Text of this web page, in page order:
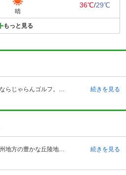
晴
36℃/29℃
もっと見る
ストークヒルゴルフクラブの予約ならじゃらんゴルフ。カートの有無や利用税、キャンセル料、ナイター設備、駐車場などのコース情報はもちろん、口コミ、フォトギャラリーなどコースの難易度や攻略に役立つ情報充実、予約する度にポイントが貯まるのでお得にゴルフをお楽しみ頂けます。 ストークヒルゴルフクラブは、兵庫県赤穂郡の季節感あふれる環境を活かし、ゴルフ本来の楽しさを味わえるゴルフ場です。周囲を城山や三濃山といった地域でも自然豊かな山々に囲まれ、敷地面積は200万平方メートルというダイナミックなスケールで開放的なプレーが満喫出来る環境となっています。小高い丘の上に立つクラブハウスは、落ち着いた中にも明るい雰囲気を持ち、ゆったりと訪れたプレーヤーに安心感を与えてくれます。もちろんレストランや大浴場の施設も併設され、ホールアウト後に一日のプレーを思い出しながら、ゆっくりとした時間を過ごす事が出来ます。アクセスは、自動車の場合、播磨自動車道の播磨新宮インターチェンジから一般道に下り、約5キロメートルの距離となっています。 続きを見る
ストークヒルゴルフクラブは、播州地方の豊かな丘陵地帯の自然を上手くコースに活かした、総敷地面積は200万平方メートルと一般的なゴルフコースの約2倍近い広さを誇ります。INコース・OUTコースのそれぞれ9ホールずつの計18ホールは、訪れたプレーヤーにゆったりとしたゴルフプレーを提供してくれます。設計者は宮澤長平氏・黒様長夫氏で、樹木やバンカーが要所に配置されたコースレイアウトが施されています。各ホールのグリーンもコーススケールに相応しい大きさで、加えてアンジュレーションが絶妙に効いており、上級者であっても一筋縄ではいきません。特にINコースの12番ホールはグリーンの周囲に四つのガードバンカーが守り、グリーンオーバーしたボールを、即砂が捕まえにくる難コースです。 続きを見る